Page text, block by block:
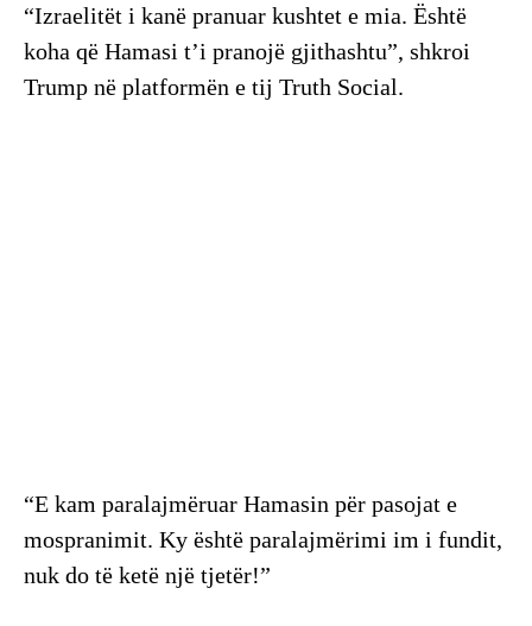
“Izraelitët i kanë pranuar kushtet e mia. Është
koha që Hamasi t’i pranojë gjithashtu”, shkroi
Trump në platformën e tij Truth Social.
“E kam paralajmëruar Hamasin për pasojat e
mospranimit. Ky është paralajmërimi im i fundit,
nuk do të ketë një tjetër!”